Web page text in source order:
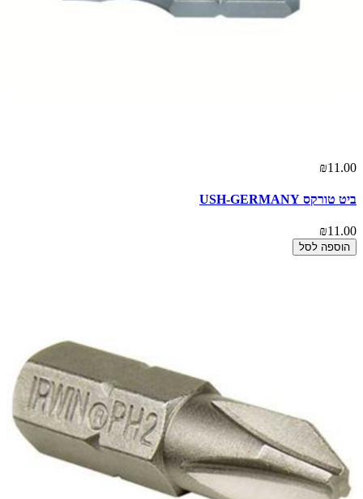
₪11.00
ביט טורקס USH-GERMANY
₪11.00
הוספה לסל